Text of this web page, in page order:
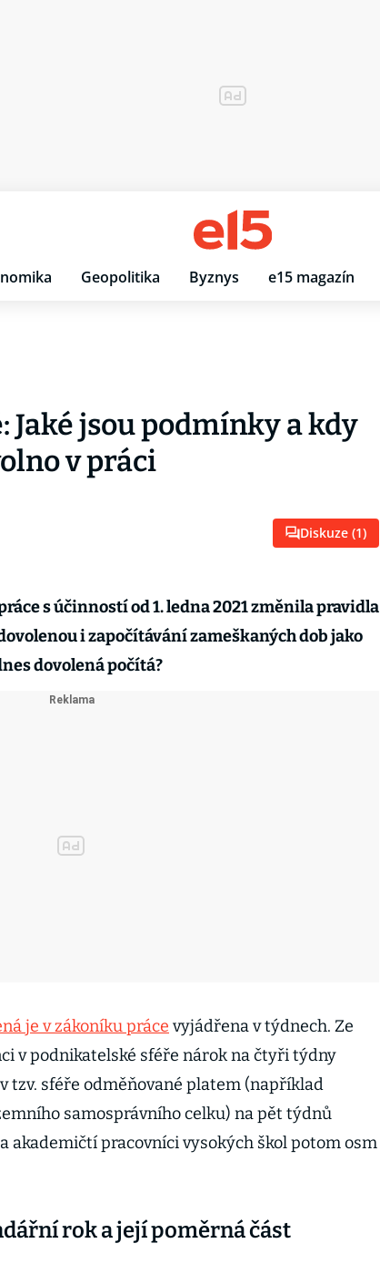
Geopolitika Byznys e15 magazín
Jaké jsou podmínky a kdy
v práci
Diskuze (1)
s účinností od 1. ledna 2021 změnila pravidla
i započítávání zameškaných dob jako
dovolená počítá?
je v zákoníku práce vyjádřena v týdnech. Ze
v podnikatelské sféře nárok na čtyři týdny
tzv. sféře odměňované platem (například
samosprávního celku) na pět týdnů
akademičtí pracovníci vysokých škol potom osm
rok a její poměrná část